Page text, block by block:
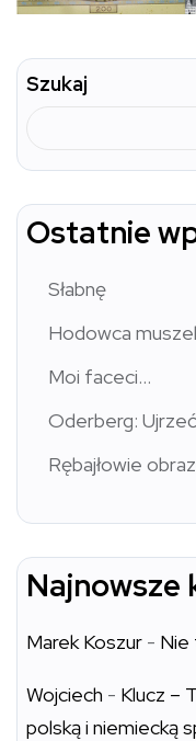
Szukaj
Ostatnie
Słabnę
Hodowca
Moi faceci…
Oderberg:
Rębajłowie
Najnowsze
Marek Koszur - Nie
Wojciech - Klucz –
polską i niemiecką